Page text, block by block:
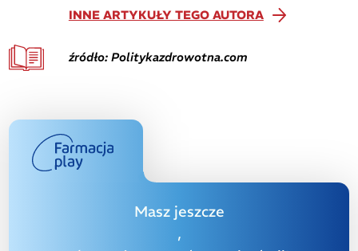
INNE ARTYKUŁY TEGO AUTORA
źródło: Politykazdrowotna.com
Masz jeszcze
,